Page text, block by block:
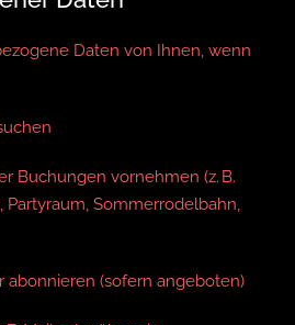
Daten von Ihnen, wenn
Buchungen vornehmen (z. B.
Partyraum, Sommerrodelbahn,
abonnieren (sofern angeboten)